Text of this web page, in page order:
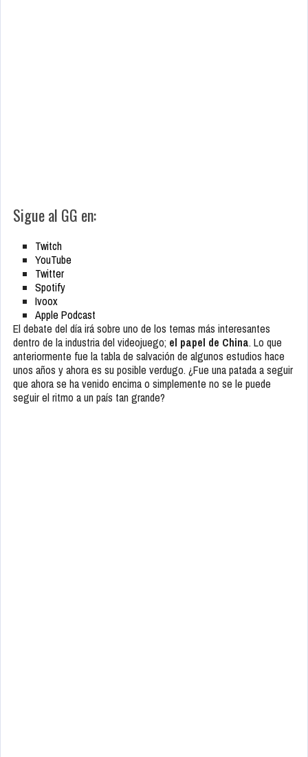
Sigue al GG en:
Twitch
YouTube
Twitter
Spotify
Ivoox
Apple Podcast
El debate del día irá sobre uno de los temas más interesantes
dentro de la industria del videojuego; el papel de China. Lo que
anteriormente fue la tabla de salvación de algunos estudios hace
unos años y ahora es su posible verdugo. ¿Fue una patada a seguir
que ahora se ha venido encima o simplemente no se le puede
seguir el ritmo a un país tan grande?